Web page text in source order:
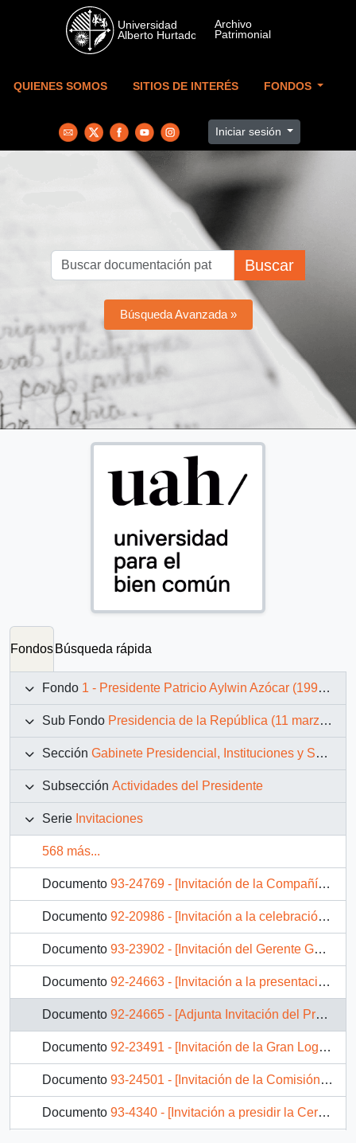
Skip to main content
QUIENES SOMOS SITIOS DE INTERÉS FONDOS
Iniciar sesión
Buscar
Búsqueda Avanzada »
Fondos Búsqueda rápida
Fondo 1 - Presidente Patricio Aylwin Azócar (1990-1994)
Sub Fondo Presidencia de la República (11 marzo 1990 – 11 marzo 1994)
Sección Gabinete Presidencial, Instituciones y Servicios
Subsección Actividades del Presidente
Serie Invitaciones
568 más...
Documento 93-24769 - [Invitación de la Compañía de Teléfonos de Chile dirigida al Presidente Patricio Aylwin]
Documento 92-20986 - [Invitación a la celebración del 68° Aniversario de la Dirección del Trabajo]
Documento 93-23902 - [Invitación del Gerente General de Dolmen Ediciones dirigida al Presidente Patricio Aylwin]
Documento 92-24663 - [Invitación a la presentación del libro "El Dios humano" (reflexión sobre la naturaleza de Dios)]
Documento 92-24665 - [Adjunta Invitación del Presidente del Consorcio Radial Chileno "Finísima F.M."]
Documento 92-23491 - [Invitación de la Gran Logia de Chile dirigida al Presidente Patricio Aylwin]
Documento 93-24501 - [Invitación de la Comisión Organizadora de la XII Reunión de Soberanos Grandes Comendadores de América de 1993 dirigida al Presidente Patricio Aylwin]
Documento 93-4340 - [Invitación a presidir la Ceremonia de Inauguración de las 926 viviendas de la Población "Las Bandurrias"]